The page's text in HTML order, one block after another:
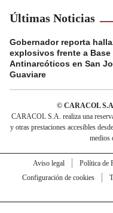
Últimas Noticias
Gobernador reporta
explosivos frente a Base
Antinarcóticos en San
Guaviare
© CARACOL
CARACOL S.A. realiza una
y otras prestaciones accesibles
medios
Aviso legal Política de
Configuración de cookies